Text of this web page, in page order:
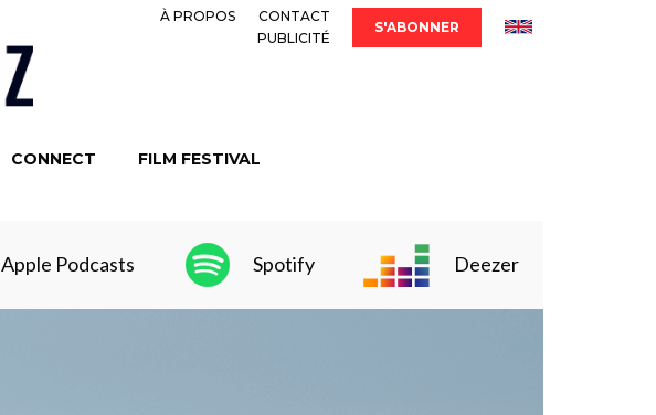
À PROPOS
CONTACT
PUBLICITÉ
S'ABONNER
CONNECT FILM FESTIVAL
Apple Podcasts Spotify Deezer